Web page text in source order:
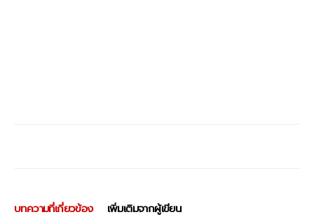
บทความที่เกี่ยวข้อง เพิ่มเติมจากผู้เขียน